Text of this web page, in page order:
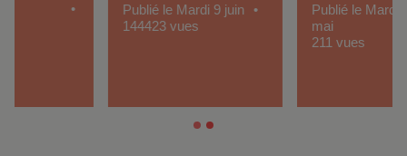
Publié le Mardi 12
Publié le Jeudi 5 mars